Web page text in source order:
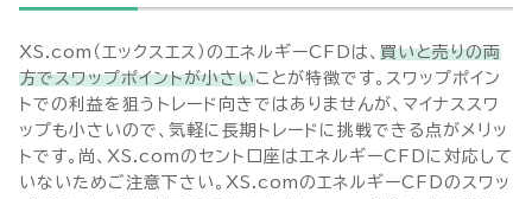
XS.com（エックスエス）のエネルギーCFDは、 買いと売りの両
方でスワップポイントが小さいことが特徴です。スワップポイン
トでの利益を狙うトレード向きではありませんが、マイナススワ
ップも小さいので、気軽に長期トレードに挑戦できる点がメリッ
トです。尚、XS.comのセント口座はエネルギーCFDに対応して
いないためご注意下さい。XS.comのエネルギーCFDのスワッ